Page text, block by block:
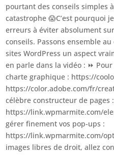
pourtant des conseils simples
catastrophe 😱C’est pourquoi
erreurs à éviter absolument
conseils. Passons ensemble
sites WordPress un aspect
en parle dans la vidéo : ⏩
charte graphique : https://
https://color.adobe.com/fr/
célèbre constructeur de pages :
https://link.wpmarmite.com/
gérer finement vos pop-ups :
https://link.wpmarmite.com/
images libres de droit, allez